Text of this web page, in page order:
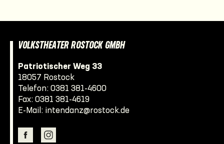
VOLKSTHEATER ROSTOCK GMBH
Patriotischer Weg 33
18057 Rostock
Telefon: 0381 381-4600
Fax: 0381 381-4619
E-Mail: intendanz@rostock.de